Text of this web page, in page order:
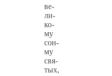
ве­
ли­
ко­
му
сон­
му
свя­
тых,